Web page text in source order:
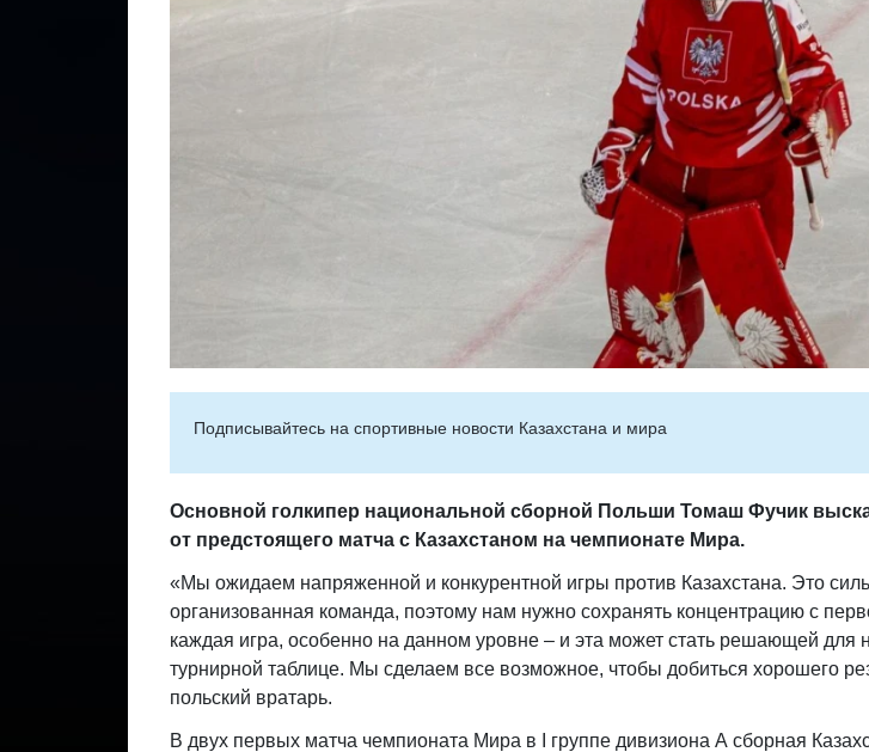
Подписывайтесь на cпортивные новости Казахстана и мира
Основной голкипер национальной сборной Польши Томаш Фучик
от предстоящего матча с Казахстаном на чемпионате Мира.
«Мы ожидаем напряженной и конкурентной игры против Казахстана. Это
организованная команда, поэтому нам нужно сохранять концентрацию с
каждая игра, особенно на данном уровне – и эта может стать решающей для
турнирной таблице. Мы сделаем все возможное, чтобы добиться хорошего
польский вратарь.
В двух первых матча чемпионата Мира в I группе дивизиона А сборная